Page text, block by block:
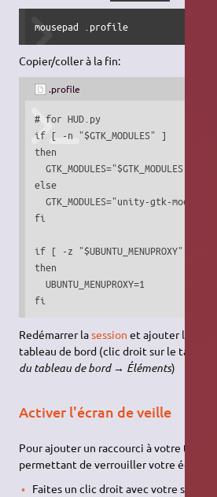
mousepad .profile
Copier/coller à la fin:
.profile
# for HUD.py
if [ -n "$GTK_MODULES" ]
then
else
  GTK_MODULES="unity-gtk-module"
fi
if [ -z "$UBUNTU_MENUPROXY" ]
then
  UBUNTU_MENUPROXY=1
fi
Redémarrer lasession et ajouter l'applet
tableau de bord (clic droit sur le
du tableau de bord→ Éléments)
Activer l'écran de veille
Pour ajouter un raccourci à votre
permettant de verrouiller votre écran:
Faites un clic droit avec votre souris